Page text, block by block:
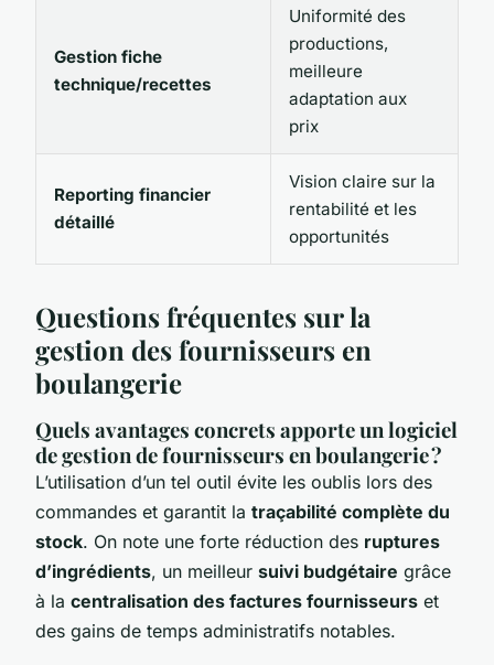
Gestion fiche
technique/recettes
Uniformité des
productions,
meilleure
adaptation aux
prix
Reporting financier
détaillé
Vision claire sur la
rentabilité et les
opportunités
Questions fréquentes sur la
gestion des fournisseurs en
boulangerie
Quels avantages concrets apporte un logiciel
de gestion de fournisseurs en boulangerie ?
L’utilisation d’un tel outil évite les oublis lors des
commandes et garantit la traçabilité complète du
stock. On note une forte réduction des ruptures
d’ingrédients, un meilleur suivi budgétaire grâce
à la centralisation des factures fournisseurs et
des gains de temps administratifs notables.